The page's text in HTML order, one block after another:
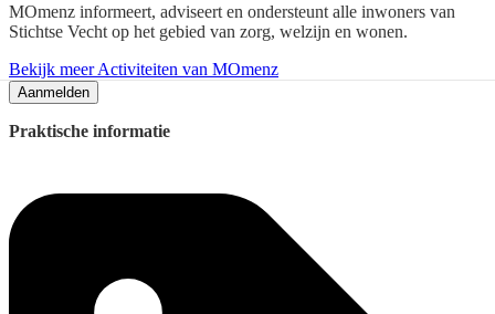
MOmenz informeert, adviseert en ondersteunt alle inwoners van
Stichtse Vecht op het gebied van zorg, welzijn en wonen.
Bekijk meer Activiteiten van MOmenz
Aanmelden
Praktische informatie